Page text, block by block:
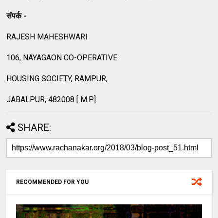
संपर्क -
RAJESH MAHESHWARI
106, NAYAGAON CO-OPERATIVE
HOUSING SOCIETY, RAMPUR,
JABALPUR, 482008 [ M.P.]
SHARE:
RECOMMENDED FOR YOU